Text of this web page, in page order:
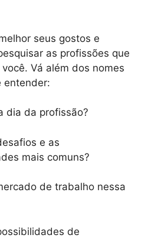
seus gostos e
as profissões que
Vá além dos nomes
entender:
dia da profissão?
e as
mais comuns?
de trabalho nessa
de